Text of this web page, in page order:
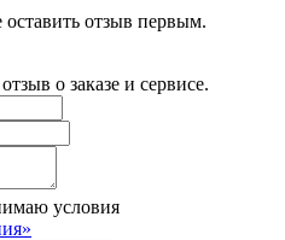
отзыв первым.
о заказе и сервисе.
условия